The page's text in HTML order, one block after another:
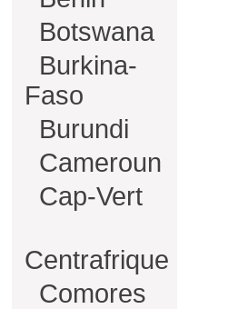
Botswana
Burkina-
Faso
Burundi
Cameroun
Cap-Vert
Centrafrique
Comores